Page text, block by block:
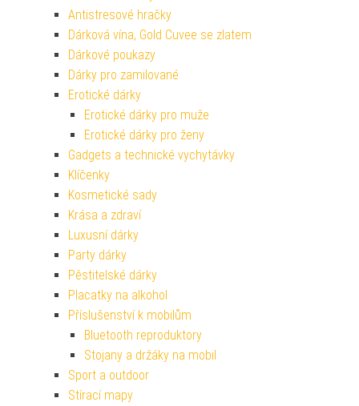
Antistresové hračky
Dárková vína, Gold Cuvee se zlatem
Dárkové poukazy
Dárky pro zamilované
Erotické dárky
Erotické dárky pro muže
Erotické dárky pro ženy
Gadgets a technické vychytávky
Klíčenky
Kosmetické sady
Krása a zdraví
Luxusní dárky
Party dárky
Pěstitelské dárky
Placatky na alkohol
Příslušenství k mobilům
Bluetooth reproduktory
Stojany a držáky na mobil
Sport a outdoor
Stírací mapy